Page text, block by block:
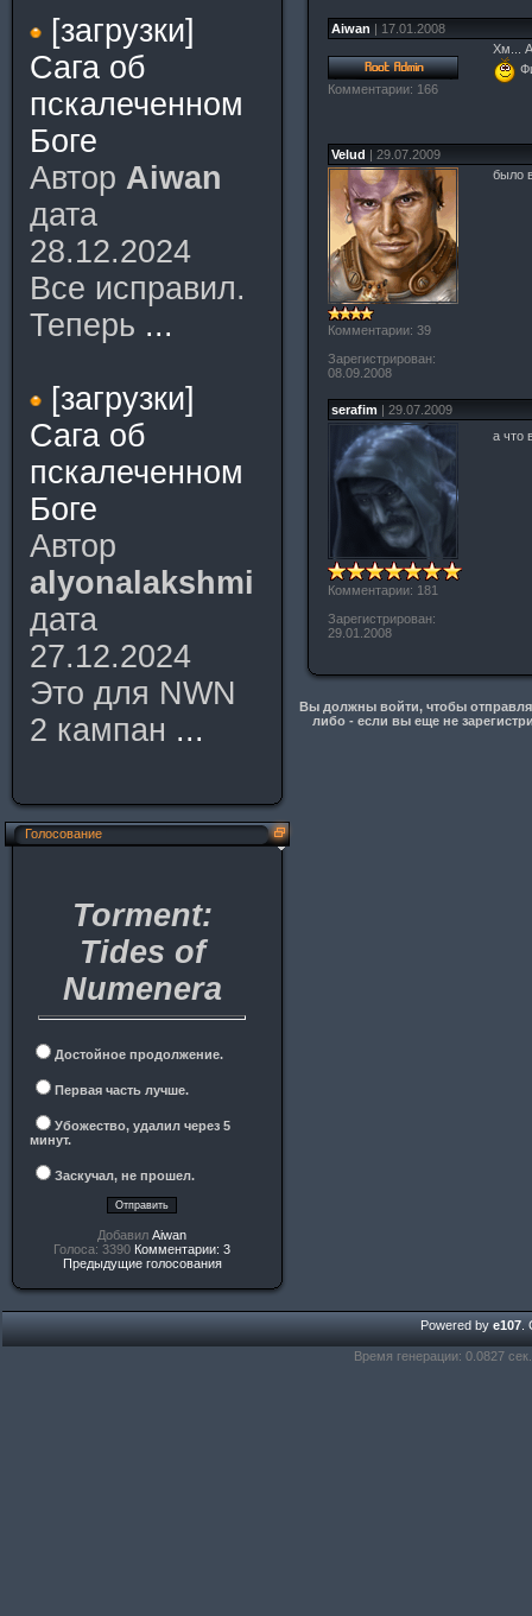
[загрузки]
Сага об
пскалеченном
Боге
Автор Aiwan
дата
28.12.2024
Все исправил.
Теперь ...
[загрузки]
Сага об
пскалеченном
Боге
Автор
alyonalakshmi
дата
27.12.2024
Это для NWN
2 кампан ...
Голосование
Torment:
Tides of
Numenera
Достойное продолжение.
Первая часть лучше.
Убожество, удалил через 5
минут.
Заскучал, не прошел.
Добавил Aiwan
Голоса: 3390 Комментарии: 3
Предыдущие голосования
Aiwan | 17.01.2008
Комментарии: 166
Хм... А
Velud | 29.07.2009
Комментарии: 39
Зарегистрирован:
08.09.2008
было
serafim | 29.07.2009
Комментарии: 181
Зарегистрирован:
29.01.2008
а что
Вы должны войти, чтобы
либо - если вы еще не
Powered by e107
Время генерации: 0.0827